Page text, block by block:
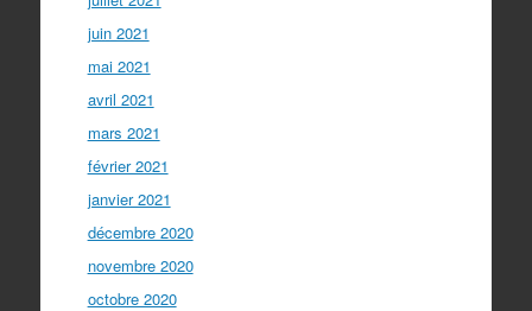
juin 2021
mai 2021
avril 2021
mars 2021
février 2021
janvier 2021
décembre 2020
novembre 2020
octobre 2020